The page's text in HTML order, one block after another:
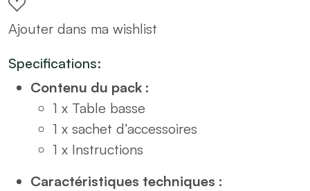
métal
noir
quantity
Ajouter dans ma wishlist
Specifications:
Contenu du pack :
1 x Table basse
1 x sachet d’accessoires
1 x Instructions
Caractéristiques techniques :